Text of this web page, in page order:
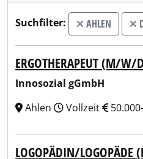
Suchfilter: AHLEN
ERGOTHERAPEUT (M/W/
Innosozial gGmbH
Ahlen
Vollzeit
LOGOPÄDIN/